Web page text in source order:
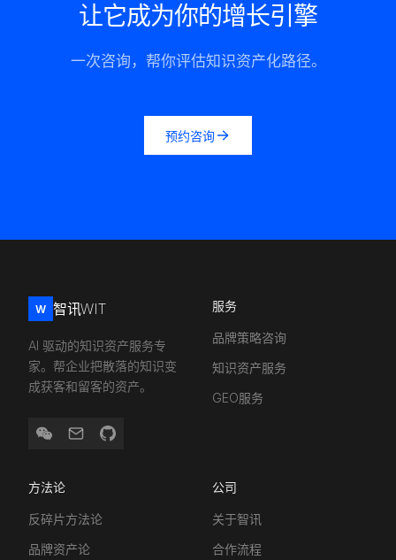
让它成为你的增长引擎
一次咨询，帮你评估知识资产化路径。
预约咨询
W 智讯WIT
AI 驱动的知识资产服务专
家。帮企业把散落的知识变
成获客和留客的资产。
服务
品牌策略咨询
知识资产服务
GEO服务
方法论
反碎片方法论
品牌资产论
公司
关于智讯
合作流程